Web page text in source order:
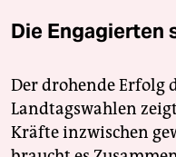
Die Engagierten
Der drohende Erfolg
Landtagswahlen
Kräfte inzwischen